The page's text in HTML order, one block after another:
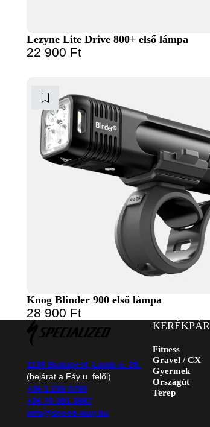
Lezyne Lite Drive 800+ első lámpa
22 900 Ft
Knog Blinder 900 első lámpa
28 900 Ft
1139 Budapest, Lomb u. 29.
(bejárat a Fáy u. felől)
+36 1 239 0790
+36 70 381 3987
info@speed-way.hu
KERÉKPÁR
Fitness
Gravel / CX
Gyermek
Országút
Terep